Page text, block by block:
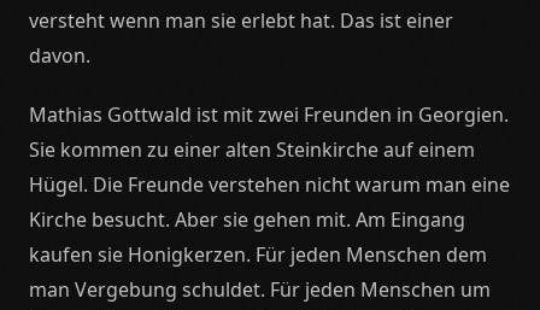
versteht wenn man sie erlebt hat. Das ist einer
davon.
Mathias Gottwald ist mit zwei Freunden in Georgien.
Sie kommen zu einer alten Steinkirche auf einem
Hügel. Die Freunde verstehen nicht warum man eine
Kirche besucht. Aber sie gehen mit. Am Eingang
kaufen sie Honigkerzen. Für jeden Menschen dem
man Vergebung schuldet. Für jeden Menschen um